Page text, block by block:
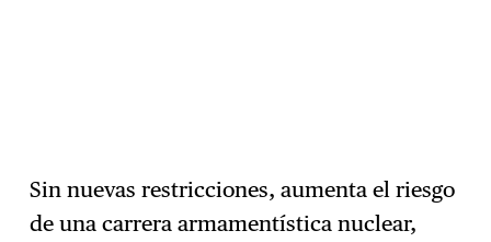
Sin nuevas restricciones, aumenta el riesgo
de una carrera armamentística nuclear,